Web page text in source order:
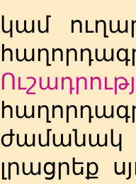
կամ
ժամանակ
լրացրեք